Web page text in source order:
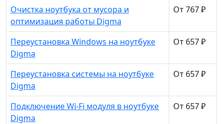
Очистка ноутбука от мусора и
оптимизация работы Digma
От 767 ₽
Переустановка Windows на ноутбуке
Digma
От 657 ₽
Переустановка системы на ноутбуке
Digma
От 657 ₽
Подключение Wi-Fi модуля в ноутбуке
Digma
От 657 ₽